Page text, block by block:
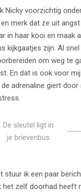
Nicky voorzichtig
merk dat ze uit
in haar kooi en maak
kijkgaatjes zijn. Al
om weg te
En dat is ook voor
adrenaline giert door
De sleutel ligt in
je brievenbus
stuur ik een paar
het zelf doorhad heeft